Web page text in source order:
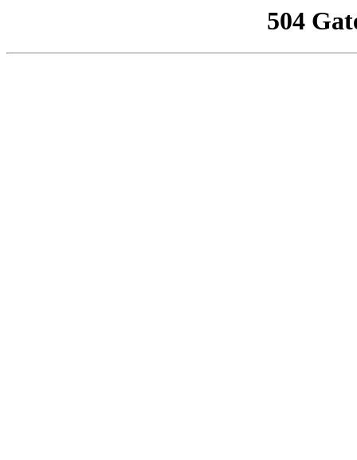
504